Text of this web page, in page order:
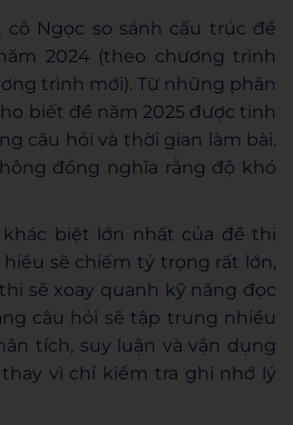
cô Ngọc so sánh cấu trúc đề
2024 (theo chương trình
trình mới). Từ những phân
biết đề năm 2025 được tinh
câu hỏi và thời gian làm bài.
đồng nghĩa rằng độ khó
khác biệt lớn nhất của đề thi
hiểu sẽ chiếm tỷ trọng rất lớn,
sẽ xoay quanh kỹ năng đọc
câu hỏi sẽ tập trung nhiều
tích, suy luận và vận dụng
vì chỉ kiểm tra ghi nhớ lý